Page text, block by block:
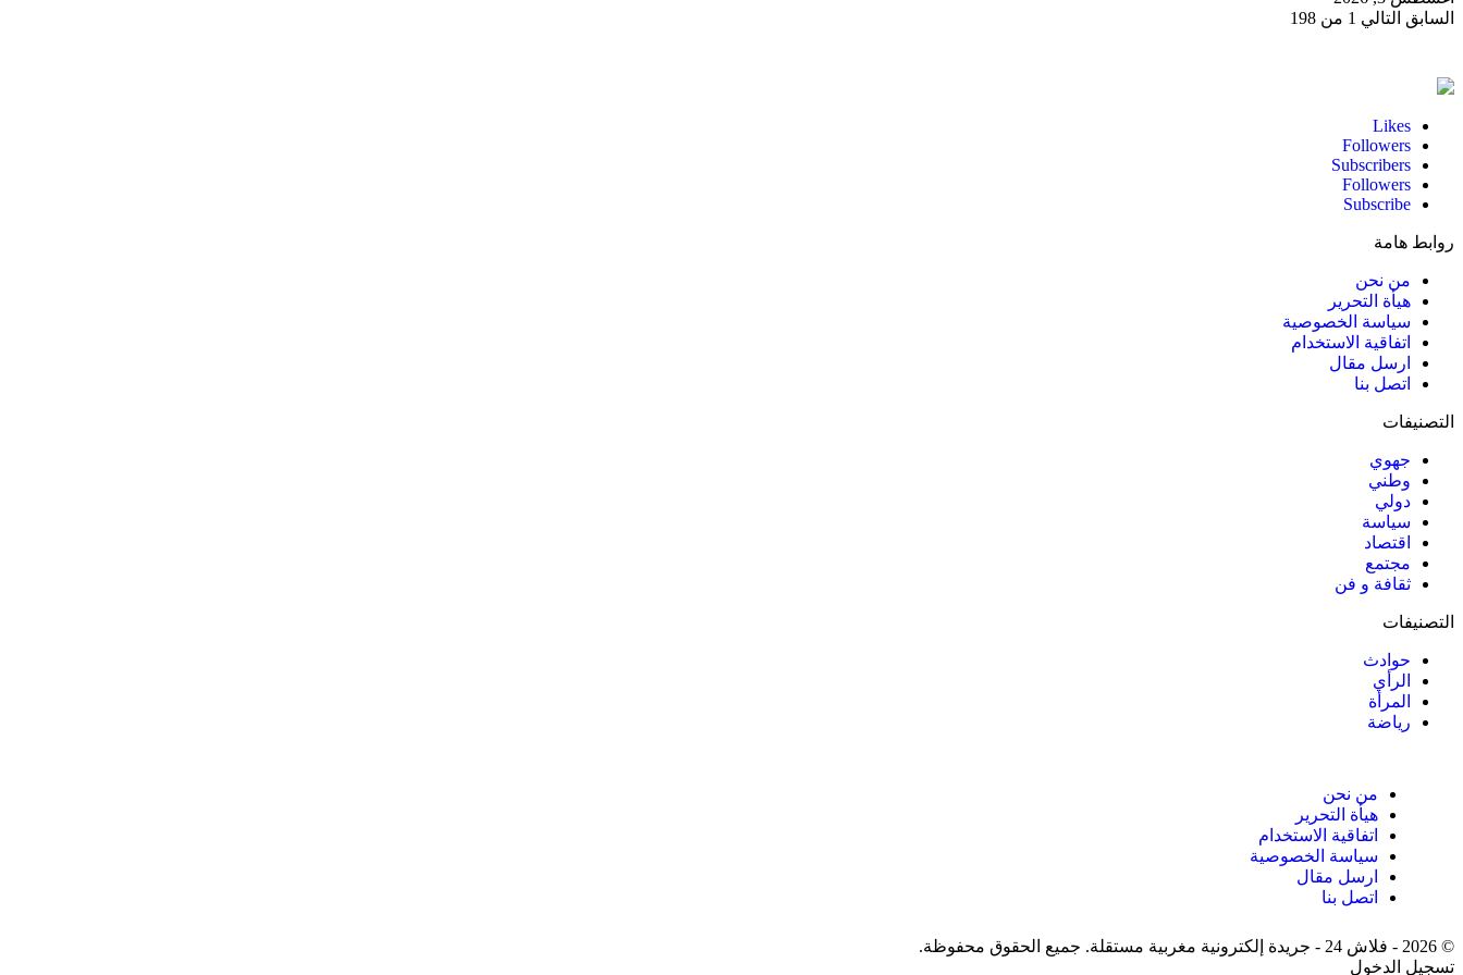
السابق التالي 1 من 198
Likes
Followers
Subscribers
Followers
Subscribe
روابط هامة
من نحن
هيأة التحرير
سياسة الخصوصية
اتفاقية الاستخدام
ارسل مقال
اتصل بنا
التصنيفات
جهوي
وطني
دولي
سياسة
اقتصاد
مجتمع
ثقافة و فن
التصنيفات
حوادث
الرأي
المرأة
رياضة
من نحن
هيأة التحرير
اتفاقية الاستخدام
سياسة الخصوصية
ارسل مقال
اتصل بنا
© 2026 - فلاش 24 - جريدة إلكترونية مغربية مستقلة. جميع الحقوق محفوظة.
تسجيل الدخول